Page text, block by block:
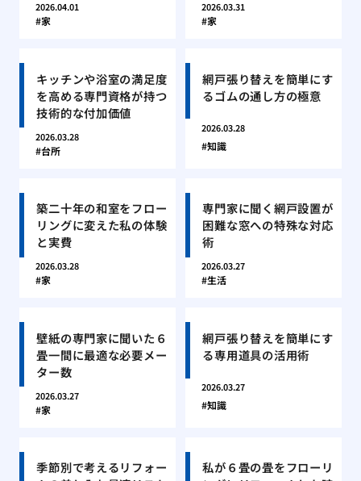
2026.04.01
家
2026.03.31
家
キッチンや浴室の満足度
を高める専門資格が持つ
技術的な付加価値
2026.03.28
台所
網戸張り替えを簡単にす
るゴムの通し方の極意
2026.03.28
知識
築二十年の和室をフロー
リングに変えた私の体験
と実費
2026.03.28
家
専門家に聞く網戸設置が
困難な窓への特殊な対応
術
2026.03.27
生活
壁紙の専門家に聞いた６
畳一間に最適な必要メー
ター数
2026.03.27
家
網戸張り替えを簡単にす
る専用道具の活用術
2026.03.27
知識
季節別で考えるリフォー
私が６畳の畳をフローリ